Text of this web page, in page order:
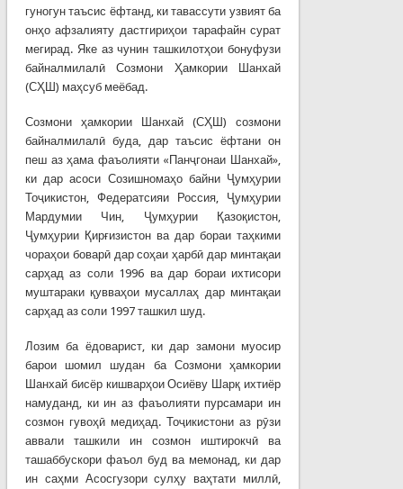
гуногун таъсис ёфтанд, ки тавассути узвият ба
онҳо афзалияту дастгириҳои тарафайн сурат
мегирад. Яке аз чунин ташкилотҳои бонуфузи
байналмилалӣ Созмони Ҳамкории Шанхай
(СҲШ) маҳсуб меёбад.
Созмони ҳамкории Шанхай (СҲШ) созмони
байналмилалӣ буда, дар таъсис ёфтани он
пеш аз ҳама фаъолияти «Панҷгонаи Шанхай»,
ки дар асоси Созишномаҳо байни Ҷумҳурии
Тоҷикистон, Федератсияи Россия, Ҷумҳурии
Мардумии Чин, Ҷумҳурии Қазоқистон,
Ҷумҳурии Қирғизистон ва дар бораи таҳкими
чораҳои боварӣ дар соҳаи ҳарбӣ дар минтақаи
сарҳад аз соли 1996 ва дар бораи ихтисори
муштараки қувваҳои мусаллаҳ дар минтақаи
сарҳад аз соли 1997 ташкил шуд.
Лозим ба ёдоварист, ки дар замони муосир
барои шомил шудан ба Созмони ҳамкории
Шанхай бисёр кишварҳои Осиёву Шарқ ихтиёр
намуданд, ки ин аз фаъолияти пурсамари ин
созмон гувоҳӣ медиҳад. Тоҷикистони аз рӯзи
аввали ташкили ин созмон иштирокчӣ ва
ташаббускори фаъол буд ва мемонад, ки дар
ин саҳми Асосгузори сулҳу ваҳтати миллӣ,